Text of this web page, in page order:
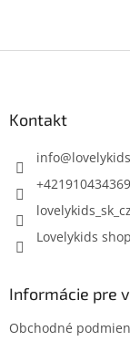
Kontakt
info@
+421910434369
lovelykids_sk_cz
Lovelykids shop
Informácie pre
Obchodné